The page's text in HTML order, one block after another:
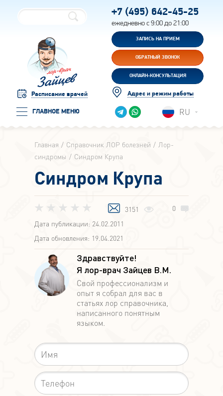
Расписание врачей
ГЛАВНОЕ МЕНЮ
+7 (495) 642-45-25
ежедневно с 9:00 до 21:00
ЗАПИСЬ НА ПРИЕМ
ОБРАТНЫЙ ЗВОНОК
ОНЛАЙН-КОНСУЛЬТАЦИЯ
Адрес и режим работы
RU
Главная Справочник ЛОР болезней
Лор-
синдромы
Синдром Крупа
Синдром Крупа
Дата публикации: 24.02.2011
Дата обновления: 19.04.2021
3151 0
Здравствуйте!
Я лор-врач Зайцев В.М.
Свой профессионализм и
опыт я собрал для вас в
статьях лор справочника,
написанного понятным
языком.